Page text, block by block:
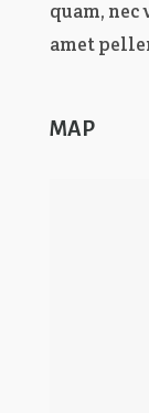
quam,
amet
MAP